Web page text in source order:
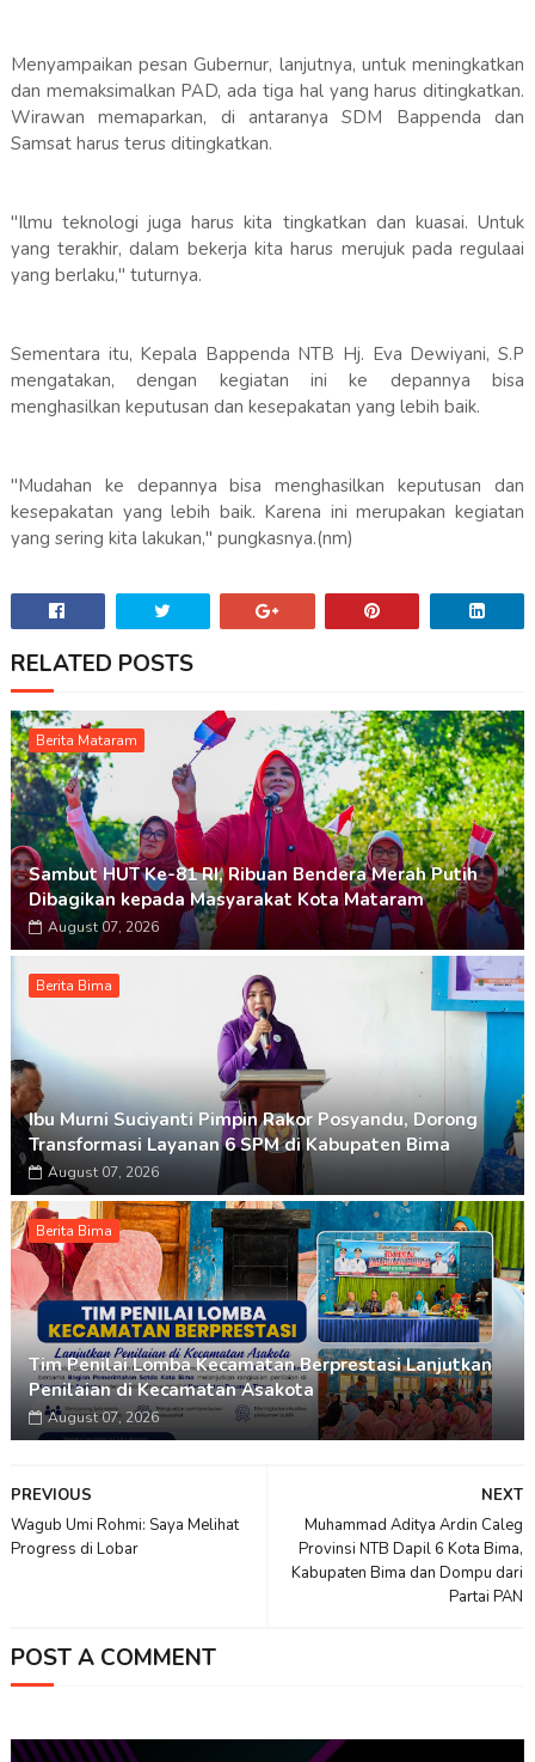
Menyampaikan pesan Gubernur, lanjutnya, untuk meningkatkan
dan memaksimalkan PAD, ada tiga hal yang harus ditingkatkan.
Wirawan memaparkan, di antaranya SDM Bappenda dan
Samsat harus terus ditingkatkan.
"Ilmu teknologi juga harus kita tingkatkan dan kuasai. Untuk
yang terakhir, dalam bekerja kita harus merujuk pada regulaai
yang berlaku," tuturnya.
Sementara itu, Kepala Bappenda NTB Hj. Eva Dewiyani, S.P
mengatakan, dengan kegiatan ini ke depannya bisa
menghasilkan keputusan dan kesepakatan yang lebih baik.
"Mudahan ke depannya bisa menghasilkan keputusan dan
kesepakatan yang lebih baik. Karena ini merupakan kegiatan
yang sering kita lakukan," pungkasnya.(nm)
RELATED POSTS
Berita Mataram
Sambut HUT Ke-81 RI, Ribuan Bendera Merah Putih
Dibagikan kepada Masyarakat Kota Mataram
August 07, 2026
Berita Bima
Ibu Murni Suciyanti Pimpin Rakor Posyandu, Dorong
Transformasi Layanan 6 SPM di Kabupaten Bima
August 07, 2026
Berita Bima
Tim Penilai Lomba Kecamatan Berprestasi Lanjutkan
Penilaian di Kecamatan Asakota
August 07, 2026
NEXT
Muhammad Aditya Ardin Caleg
Provinsi NTB Dapil 6 Kota Bima,
Kabupaten Bima dan Dompu dari
Partai PAN
PREVIOUS
Wagub Umi Rohmi: Saya Melihat
Progress di Lobar
POST A COMMENT